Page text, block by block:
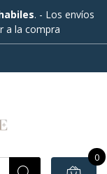
. - Los envíos
a la compra
0